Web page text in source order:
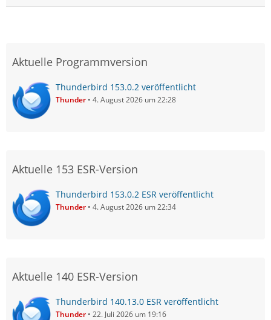
Aktuelle Programmversion
Thunderbird 153.0.2 veröffentlicht
Thunder 4. August 2026 um 22:28
Aktuelle 153 ESR-Version
Thunderbird 153.0.2 ESR veröffentlicht
Thunder 4. August 2026 um 22:34
Aktuelle 140 ESR-Version
Thunderbird 140.13.0 ESR veröffentlicht
Thunder 22. Juli 2026 um 19:16